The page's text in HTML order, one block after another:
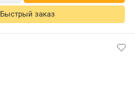
Быстрый заказ